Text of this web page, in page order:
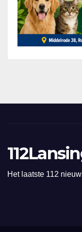
Het laatste 112